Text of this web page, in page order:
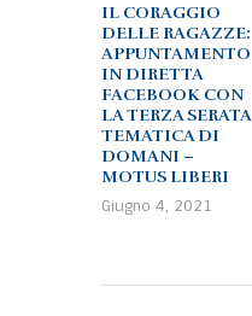
IL CORAGGIO
DELLE RAGAZZE:
APPUNTAMENTO
IN DIRETTA
FACEBOOK CON
LA TERZA SERATA
TEMATICA DI
DOMANI –
MOTUS LIBERI
Giugno 4, 2021